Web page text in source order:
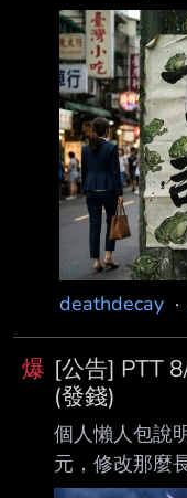
哲昨晚出席新
行政中立。柯
眾要求合照，
心，沒有政治
新竹市議員參
前往新竹市眷
蝙蝠中隊文物
柯文哲上午
世後，柯媽
時間就會盡量
deathdecay ·
爆 [公告] PTT
(發錢)
個人懶人包說
元，修改那麼